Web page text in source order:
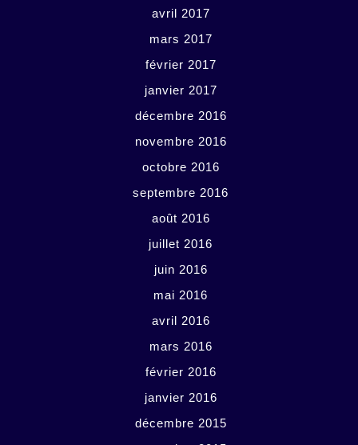
avril 2017
mars 2017
février 2017
janvier 2017
décembre 2016
novembre 2016
octobre 2016
septembre 2016
août 2016
juillet 2016
juin 2016
mai 2016
avril 2016
mars 2016
février 2016
janvier 2016
décembre 2015